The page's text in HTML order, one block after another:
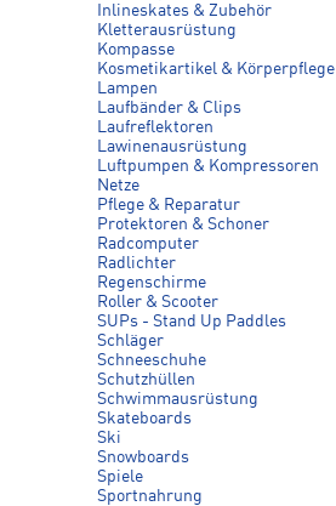
Inlineskates & Zubehör
Kletterausrüstung
Kompasse
Kosmetikartikel & Körperpflege
Lampen
Laufbänder & Clips
Laufreflektoren
Lawinenausrüstung
Luftpumpen & Kompressoren
Netze
Pflege & Reparatur
Protektoren & Schoner
Radcomputer
Radlichter
Regenschirme
Roller & Scooter
SUPs - Stand Up Paddles
Schläger
Schneeschuhe
Schutzhüllen
Schwimmausrüstung
Skateboards
Ski
Snowboards
Spiele
Sportnahrung